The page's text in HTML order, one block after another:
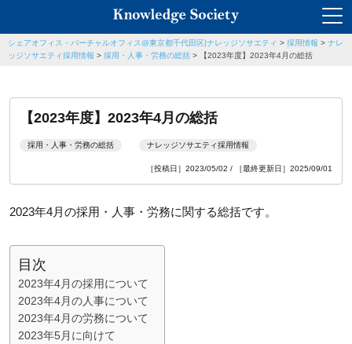
シェアオフィス・バーチャルオフィス@東京都千代田区|ナレッジソサエティ > 採用情報 > ナレ
ッジソサエティ採用情報 > 採用・人事・労務の総括 > 【2023年度】2023年4月の総括
【2023年度】2023年4月の総括
採用・人事・労務の総括 ナレッジソサエティ採用情報
［投稿日］2023/05/02 / ［最終更新日］2025/09/01
2023年4月の採用・人事・労務に関する総括です。
目次
2023年4月の採用について
2023年4月の人事について
2023年4月の労務について
2023年5月に向けて